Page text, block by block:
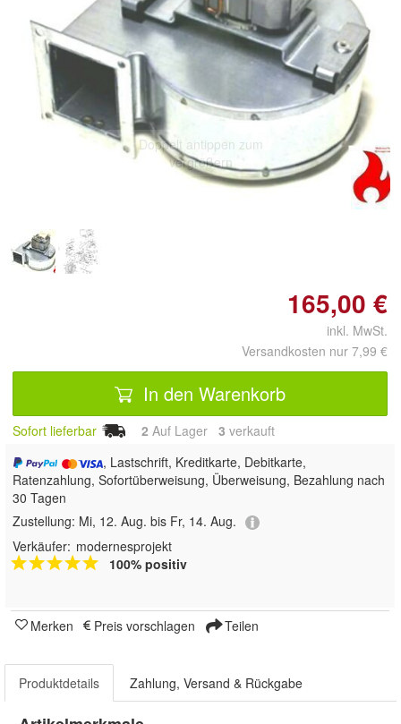
Doppelt antippen zum
vergrößern
165,00 €
inkl. MwSt.
Versandkosten nur 7,99 €
In den Warenkorb
Sofort lieferbar 2 Auf Lager 3 verkauft
, Lastschrift, Kreditkarte, Debitkarte,
Ratenzahlung, Sofortüberweisung, Überweisung, Bezahlung nach
30 Tagen
Zustellung: Mi, 12. Aug. bis Fr, 14. Aug.
Verkäufer: modernesprojekt
100% positiv
Merken Preis vorschlagen Teilen
Produktdetails Zahlung, Versand & Rückgabe